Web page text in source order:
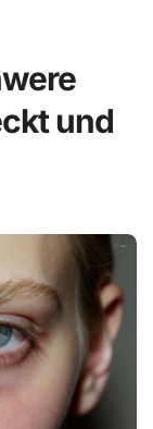
und